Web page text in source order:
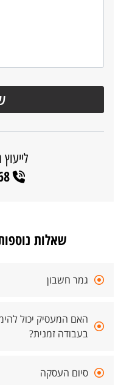
077-9973868
שאלות
גמר חשבון
האם המעסיק יכול
בעבודה זמנית?
סיום העסקה